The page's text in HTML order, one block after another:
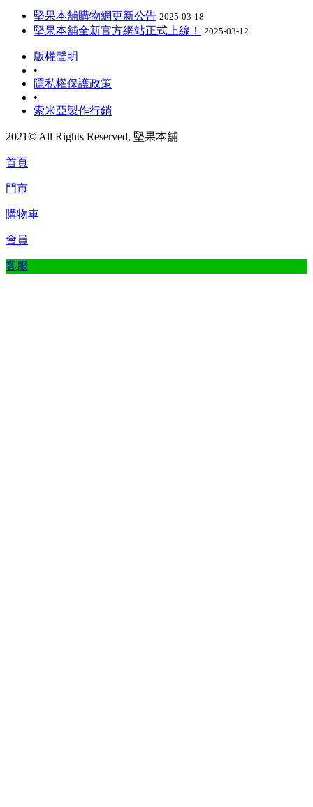
堅果本舖購物網更新公告 2025-03-18
堅果本舖全新官方網站正式上線！ 2025-03-12
版權聲明
•
隱私權保護政策
•
索米亞製作行銷
2021© All Rights Reserved, 堅果本舖
首頁
門市
購物車
會員
客服